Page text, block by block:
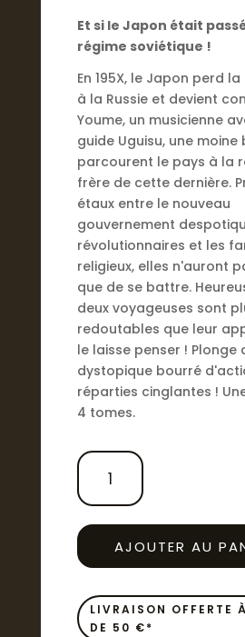
Et si le Japon était
régime soviétique !
En 195X, le Japon perd
à la Russie et devient
Youme, un musicienne
guide Uguisu, une moine
parcourent le pays à la
frère de cette dernière.
étaux entre le nouveau
gouvernement
révolutionnaires et les
religieux, elles n'auront
que de se battre.
deux voyageuses sont
redoutables que leur
le laisse penser ! Plonge
dystopique bourré
réparties cinglantes !
4 tomes.
QUANTITÉ
NEKO
GOZE
-
CHATS
-
T02
AJOUTER AU
LIVRAISON OFFERTE
DE 50 €*